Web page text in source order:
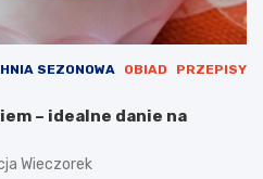
SEZONOWA OBIAD
PRZEPISY
– idealne danie na
Wieczorek